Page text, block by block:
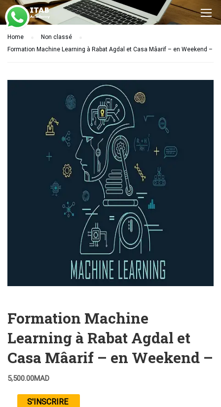
Home
Non classé
Formation Machine Learning à Rabat Agdal et Casa Mâarif – en Weekend –
Formation Machine
Learning à Rabat Agdal et
Casa Mâarif – en Weekend –
5,500.00MAD
S'INSCRIRE